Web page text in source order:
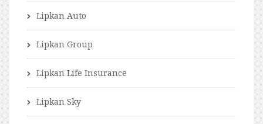
Lipkan Auto
Lipkan Group
Lipkan Life Insurance
Lipkan Sky